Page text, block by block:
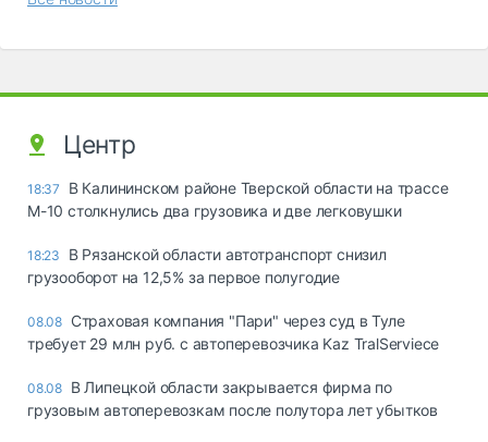
Центр
18:37
В Калининском районе Тверской области на трассе
М-10 столкнулись два грузовика и две легковушки
18:23
В Рязанской области автотранспорт снизил
грузооборот на 12,5% за первое полугодие
08.08 Страховая компания "Пари" через суд в Туле
требует 29 млн руб. с автоперевозчика Kaz TralServiece
08.08 В Липецкой области закрывается фирма по
грузовым автоперевозкам после полутора лет убытков